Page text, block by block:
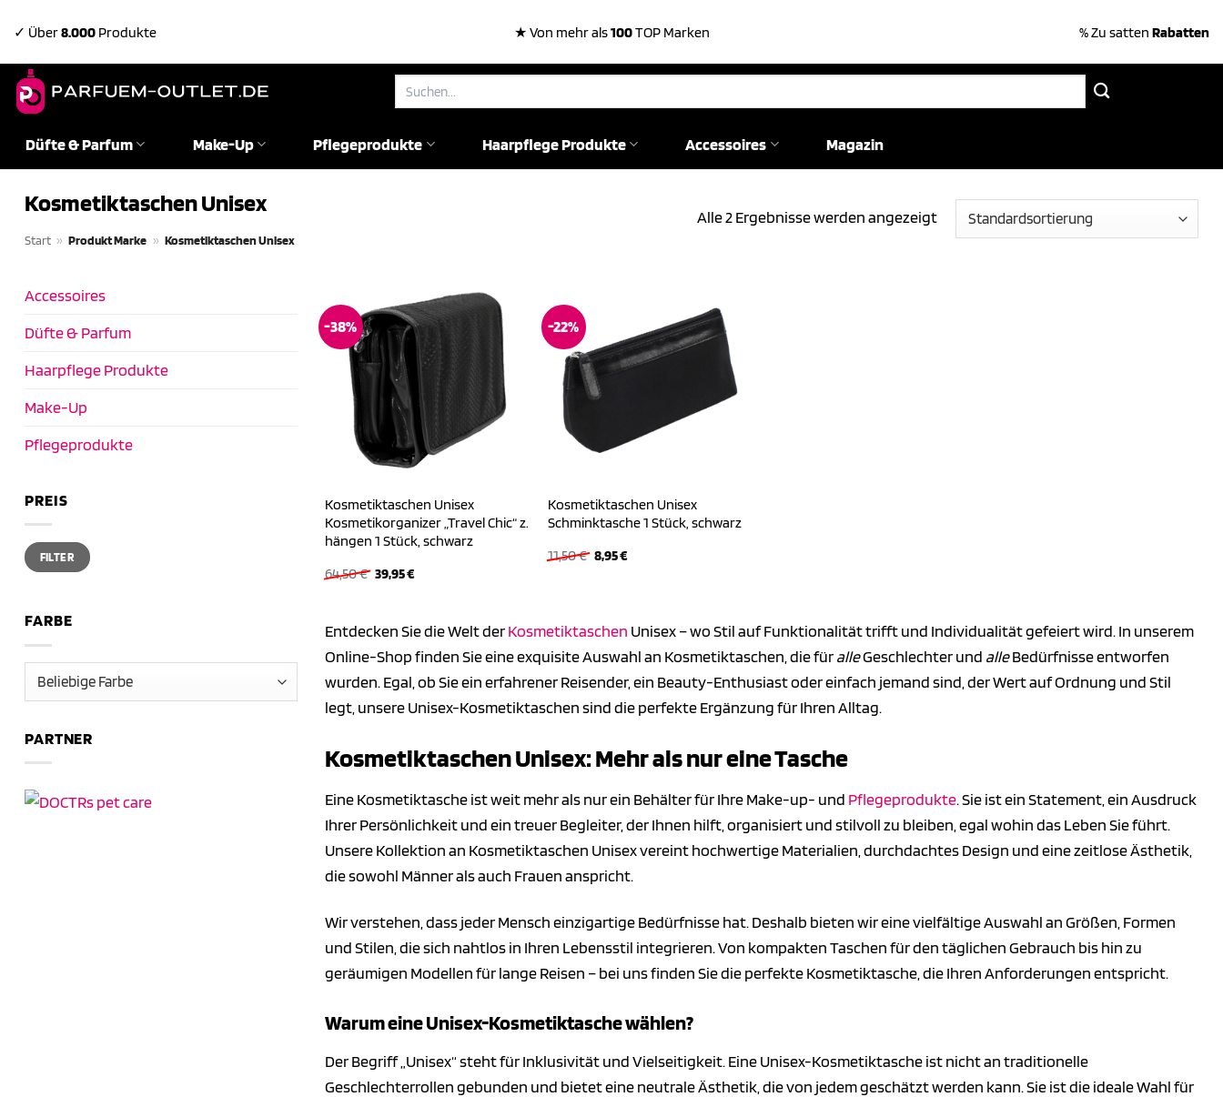
Inhalt
springen
✓ Über8.000 Produkte ★ Von mehr als100TOP Marken % Zu satten Rabatten
Suchen
Düfte & Parfum Make-Up Pflegeprodukte Haarpflege Produkte Accessoires Magazin
Kosmetiktaschen Unisex
Start » Produkt Marke » Kosmetiktaschen Unisex
Alle 2 Ergebnisse werden angezeigt
Accessoires
Düfte & Parfum
Haarpflege Produkte
Make-Up
Pflegeprodukte
PREIS
Min.
Preis
Max.
PreisFILTER
FARBE
PARTNER
-38%
Kosmetiktaschen Unisex
Kosmetikorganizer „Travel Chic“ z.
hängen 1 Stück, schwarz
64,50€ Ursprünglicher
39,95€Aktueller
-22%
Kosmetiktaschen Unisex
Schminktasche 1 Stück, schwarz
11,50€ Ursprünglicher
8,95€Aktueller
Entdecken Sie die Welt derKosmetiktaschen Unisex – wo Stil auf Funktionalität trifft und Individualität gefeiert wird. In unserem
Online-Shop finden Sie eine exquisite Auswahl an Kosmetiktaschen, die füralleGeschlechter und alleBedürfnisse entworfen
wurden. Egal, ob Sie ein erfahrener Reisender, ein Beauty-Enthusiast oder einfach jemand sind, der Wert auf Ordnung und Stil
legt, unsere Unisex-Kosmetiktaschen sind die perfekte Ergänzung für Ihren Alltag.
Kosmetiktaschen Unisex: Mehr als nur eine Tasche
Eine Kosmetiktasche ist weit mehr als nur ein Behälter für Ihre Make-up- und Pflegeprodukte. Sie ist ein Statement, ein Ausdruck
Ihrer Persönlichkeit und ein treuer Begleiter, der Ihnen hilft, organisiert und stilvoll zu bleiben, egal wohin das Leben Sie führt.
Unsere Kollektion an Kosmetiktaschen Unisex vereint hochwertige Materialien, durchdachtes Design und eine zeitlose Ästhetik,
die sowohl Männer als auch Frauen anspricht.
Wir verstehen, dass jeder Mensch einzigartige Bedürfnisse hat. Deshalb bieten wir eine vielfältige Auswahl an Größen, Formen
und Stilen, die sich nahtlos in Ihren Lebensstil integrieren. Von kompakten Taschen für den täglichen Gebrauch bis hin zu
geräumigen Modellen für lange Reisen – bei uns finden Sie die perfekte Kosmetiktasche, die Ihren Anforderungen entspricht.
Warum eine Unisex-Kosmetiktasche wählen?
Der Begriff „Unisex“ steht für Inklusivität und Vielseitigkeit. Eine Unisex-Kosmetiktasche ist nicht an traditionelle
Geschlechterrollen gebunden und bietet eine neutrale Ästhetik, die von jedem geschätzt werden kann. Sie ist die ideale Wahl für